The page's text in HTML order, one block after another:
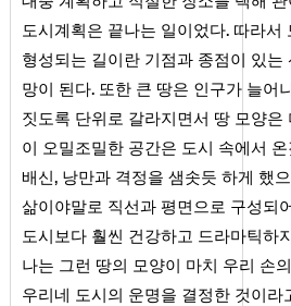
도시계획은 끝나는 일이었다. 따라서
형성되는 길이란 기점과 종점이 있는
망이 된다. 또한 큰 땅은 인구가 늘어
짓도록 단위로 갈라지면서 땅 모양은
이 오밀조밀한 공간은 도시 속에서
배신, 낭만과 격정을 샘솟듯 하게 했
삶이야말로 직선과 평면으로 구성되
도시보다 훨씬 건강하고 드라마틱하
나는 그런 땅의 모양이 마치 우리 손
우리네 도시의 운명을 결정한 것이라